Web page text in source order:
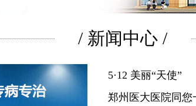
/ 新闻中心 /
5·12 美丽“天使”
郑州医大医院同